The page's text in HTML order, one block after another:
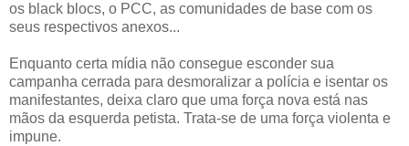
os black blocs, o PCC, as comunidades de base com os
seus respectivos anexos...
Enquanto certa mídia não consegue esconder sua
campanha cerrada para desmoralizar a polícia e isentar os
manifestantes, deixa claro que uma força nova está nas
mãos da esquerda petista. Trata-se de uma força violenta e
impune.